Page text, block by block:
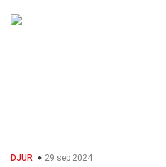
DJUR 29 sep 2024